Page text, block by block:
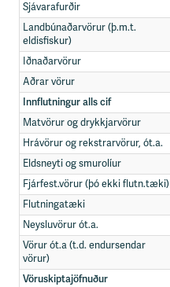
Sjávarafurðir
Landbúnaðarvörur (þ.m.t.
eldisfiskur)
Iðnaðarvörur
Aðrar vörur
Innflutningur alls cif
Matvörur og drykkjarvörur
Hrávörur og rekstrarvörur, ót.a.
Eldsneyti og smurolíur
Fjárfest.vörur (þó ekki flutn.tæki)
Flutningatæki
Neysluvörur ót.a.
Vörur ót.a (t.d. endursendar
vörur)
Vöruskiptajöfnuður